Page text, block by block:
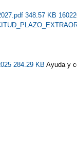
348.57 KB
284.29 KB Ayuda y